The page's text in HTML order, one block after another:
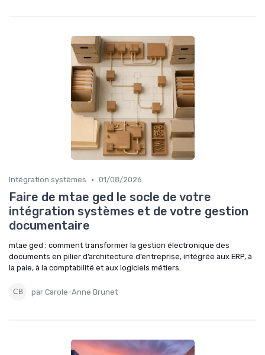
Intégration systèmes • 01/08/2026
Faire de mtae ged le socle de votre
intégration systèmes et de votre gestion
documentaire
mtae ged : comment transformer la gestion électronique des
documents en pilier d’architecture d’entreprise, intégrée aux ERP, à
la paie, à la comptabilité et aux logiciels métiers.
par Carole-Anne Brunet